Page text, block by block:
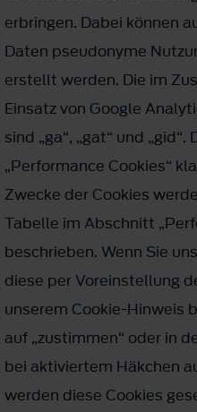
erbringen. Dabei können
Daten pseudonyme
erstellt werden. Die im
Einsatz von Google
sind „ga“, „gat“ und
„Performance Cookies“
Zwecke der Cookies
Tabelle im Abschnitt
beschrieben. Wenn Sie
diese per Voreinstellung
unserem Cookie-Hinweis
auf „zustimmen“ oder in
bei aktiviertem Häkchen
werden diese Cookies